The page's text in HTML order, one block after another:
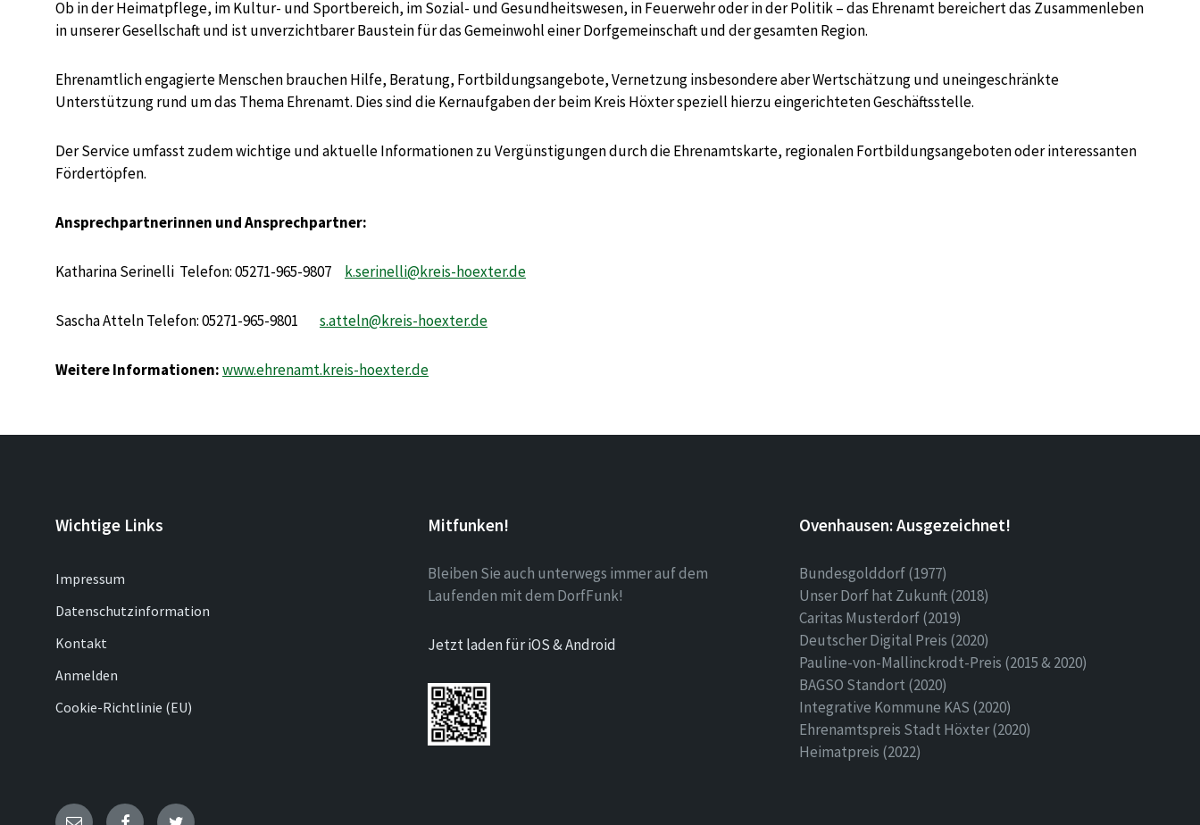
Ob in der Heimatpflege, im Kultur- und Sportbereich, im Sozial- und Gesundheitswesen, in Feuerwehr oder in der Politik – das Ehrenamt bereichert das Zusammenleben
in unserer Gesellschaft und ist unverzichtbarer Baustein für das Gemeinwohl einer Dorfgemeinschaft und der gesamten Region.
Ehrenamtlich engagierte Menschen brauchen Hilfe, Beratung, Fortbildungsangebote, Vernetzung insbesondere aber Wertschätzung und uneingeschränkte
Unterstützung rund um das Thema Ehrenamt. Dies sind die Kernaufgaben der beim Kreis Höxter speziell hierzu eingerichteten Geschäftsstelle.
Der Service umfasst zudem wichtige und aktuelle Informationen zu Vergünstigungen durch die Ehrenamtskarte, regionalen Fortbildungsangeboten oder interessanten
Fördertöpfen.
Ansprechpartnerinnen und Ansprechpartner:
Katharina Serinelli Telefon: 05271-965-9807 k.serinelli@kreis-hoexter.de
Sascha Atteln Telefon: 05271-965-9801 s.atteln@kreis-hoexter.de
Weitere Informationen:www.ehrenamt.kreis-hoexter.de
Wichtige Links
Impressum
Datenschutzinformation
Kontakt
Anmelden
Cookie-Richtlinie (EU)
Mitfunken!
Bleiben Sie auch unterwegs immer auf dem
Laufenden mit dem DorfFunk!
Jetzt laden für iOS & Android
Ovenhausen: Ausgezeichnet!
Bundesgolddorf (1977)
Unser Dorf hat Zukunft (2018)
Caritas Musterdorf (2019)
Deutscher Digital Preis (2020)
Pauline-von-Mallinckrodt-Preis (2015 & 2020)
BAGSO Standort (2020)
Integrative Kommune KAS (2020)
Ehrenamtspreis Stadt Höxter (2020)
Heimatpreis (2022)
E- FacebookTwitter